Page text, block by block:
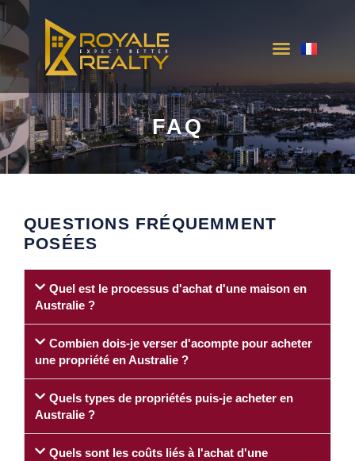
FAQ
QUESTIONS FRÉQUEMMENT
POSÉES
Quel est le processus d'achat d'une maison en
Australie ?
Combien dois-je verser d'acompte pour acheter
une propriété en Australie ?
Quels types de propriétés puis-je acheter en
Australie ?
Quels sont les coûts liés à l'achat d'une